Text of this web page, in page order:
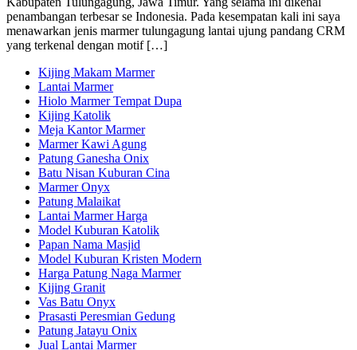
penambangan terbesar se Indonesia. Pada kesempatan kali ini saya
menawarkan jenis marmer tulungagung lantai ujung pandang CRM
yang terkenal dengan motif […]
Kijing Makam Marmer
Lantai Marmer
Hiolo Marmer Tempat Dupa
Kijing Katolik
Meja Kantor Marmer
Marmer Kawi Agung
Patung Ganesha Onix
Batu Nisan Kuburan Cina
Marmer Onyx
Patung Malaikat
Lantai Marmer Harga
Model Kuburan Katolik
Papan Nama Masjid
Model Kuburan Kristen Modern
Harga Patung Naga Marmer
Kijing Granit
Vas Batu Onyx
Prasasti Peresmian Gedung
Patung Jatayu Onix
Jual Lantai Marmer